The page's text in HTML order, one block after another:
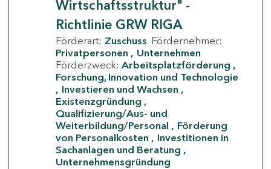
Wirtschaftsstruktur" -
Richtlinie GRW RIGA
Förderart: Zuschuss Fördernehmer:
Privatpersonen
Unternehmen
Förderzweck: Arbeitsplatzförderung
Forschung, Innovation und Technologie
Investieren und Wachsen
Existenzgründung
Qualifizierung/Aus- und
Weiterbildung/Personal
Förderung
von Personalkosten
Investitionen in
Sachanlagen und Beratung
Unternehmensgründung